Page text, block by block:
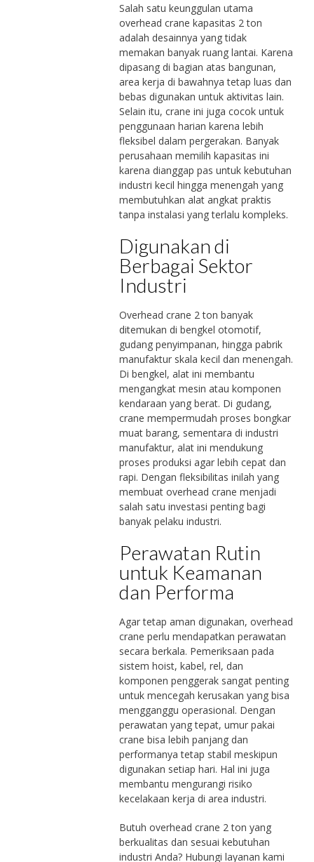
Salah satu keunggulan utama
overhead crane kapasitas 2 ton
adalah desainnya yang tidak
memakan banyak ruang lantai. Karena
dipasang di bagian atas bangunan,
area kerja di bawahnya tetap luas dan
bebas digunakan untuk aktivitas lain.
Selain itu, crane ini juga cocok untuk
penggunaan harian karena lebih
fleksibel dalam pergerakan. Banyak
perusahaan memilih kapasitas ini
karena dianggap pas untuk kebutuhan
industri kecil hingga menengah yang
membutuhkan alat angkat praktis
tanpa instalasi yang terlalu kompleks.
Digunakan di
Berbagai Sektor
Industri
Overhead crane 2 ton banyak
ditemukan di bengkel otomotif,
gudang penyimpanan, hingga pabrik
manufaktur skala kecil dan menengah.
Di bengkel, alat ini membantu
mengangkat mesin atau komponen
kendaraan yang berat. Di gudang,
crane mempermudah proses bongkar
muat barang, sementara di industri
manufaktur, alat ini mendukung
proses produksi agar lebih cepat dan
rapi. Dengan fleksibilitas inilah yang
membuat overhead crane menjadi
salah satu investasi penting bagi
banyak pelaku industri.
Perawatan Rutin
untuk Keamanan
dan Performa
Agar tetap aman digunakan, overhead
crane perlu mendapatkan perawatan
secara berkala. Pemeriksaan pada
sistem hoist, kabel, rel, dan
komponen penggerak sangat penting
untuk mencegah kerusakan yang bisa
mengganggu operasional. Dengan
perawatan yang tepat, umur pakai
crane bisa lebih panjang dan
performanya tetap stabil meskipun
digunakan setiap hari. Hal ini juga
membantu mengurangi risiko
kecelakaan kerja di area industri.
Butuh overhead crane 2 ton yang
berkualitas dan sesuai kebutuhan
industri Anda? Hubungi layanan kami